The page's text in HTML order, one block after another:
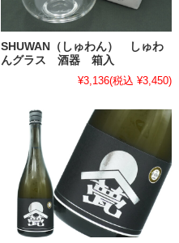
SHUWAN（しゅわん） しゅわ
んグラス 酒器 箱入
¥3,136(税込 ¥3,450)